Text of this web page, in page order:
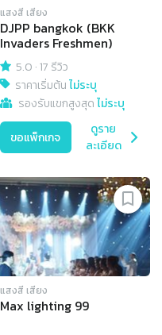
แสงสี เสียง
DJPP bangkok (BKK
Invaders Freshmen)
5.0 ·17 รีวิว
ราคาเริ่มต้นไม่ระบุ
รองรับแขกสูงสุดไม่ระบุ
ขอแพ็กเกจ
ดูราย
ละเอียด
แสงสี เสียง
Max lighting 99